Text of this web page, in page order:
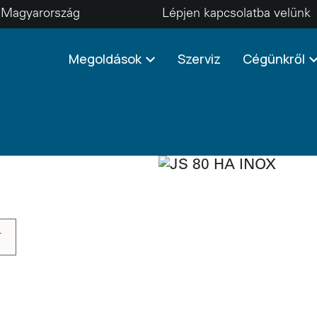
Magyarország Lépjen kapcsolatba velünk
Megoldások Szerviz Cégünkről